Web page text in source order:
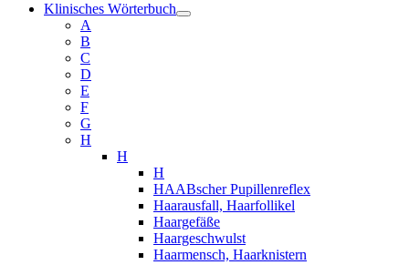
Klinisches Wörterbuch
A
B
C
D
E
F
G
H
H
H
HAABscher Pupillenreflex
Haarausfall, Haarfollikel
Haargefäße
Haargeschwulst
Haarmensch, Haarknistern